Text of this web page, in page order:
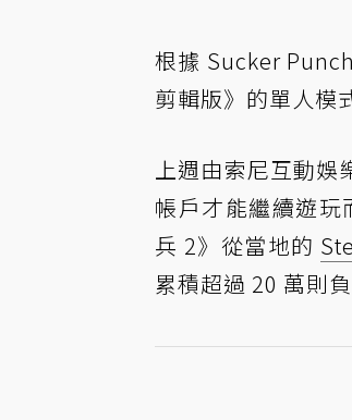
根據 Sucker
剪輯版》的單人模
上週由索尼互動娛
帳戶才能繼續遊
兵 2》從當地的
累積超過 20 萬則